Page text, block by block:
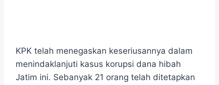
KPK telah menegaskan keseriusannya dalam
menindaklanjuti kasus korupsi dana hibah
Jatim ini. Sebanyak 21 orang telah ditetapkan